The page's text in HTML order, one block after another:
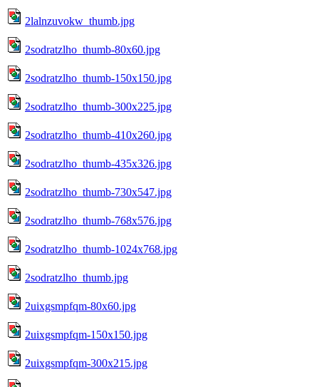
2lalnzuvokw_thumb.jpg
2sodratzlho_thumb-80x60.jpg
2sodratzlho_thumb-150x150.jpg
2sodratzlho_thumb-300x225.jpg
2sodratzlho_thumb-410x260.jpg
2sodratzlho_thumb-435x326.jpg
2sodratzlho_thumb-730x547.jpg
2sodratzlho_thumb-768x576.jpg
2sodratzlho_thumb-1024x768.jpg
2sodratzlho_thumb.jpg
2uixgsmpfqm-80x60.jpg
2uixgsmpfqm-150x150.jpg
2uixgsmpfqm-300x215.jpg